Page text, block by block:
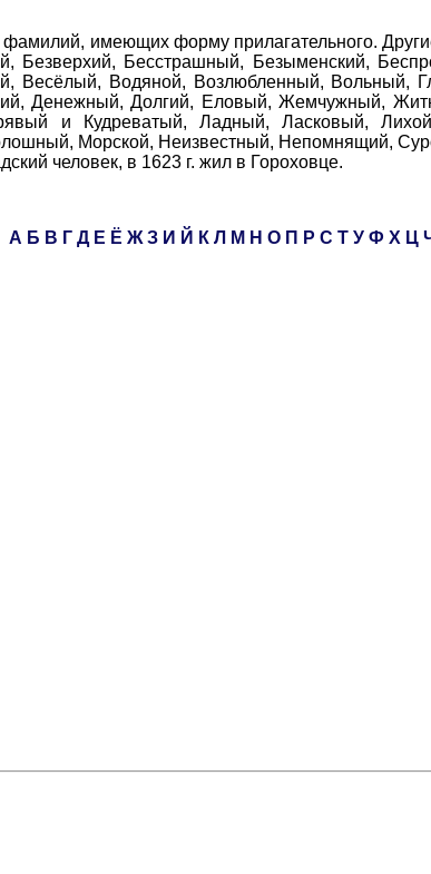
имеющих форму прилагательного.
Безверхий, Бесстрашный, Безыменский,
Весёлый, Водяной, Возлюбленный, Вольный,
Денежный, Долгий, Еловый, Жемчужный,
и Кудреватый, Ладный, Ласковый,
Морской, Неизвестный, Непомнящий,
человек, в 1623 г. жил в Гороховце.
А Б В Г Д Е Ё Ж З И Й К Л М Н О П Р С Т У Ф Х Ц Ч